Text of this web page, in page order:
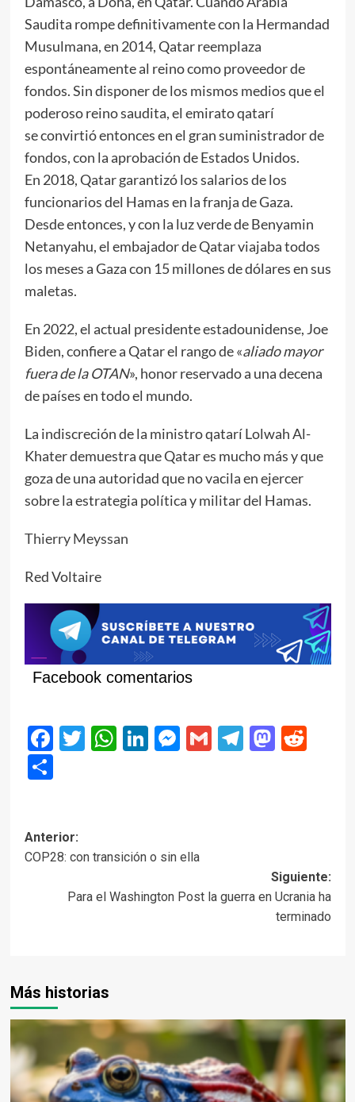
Saudita rompe definitivamente con la Hermandad
Musulmana, en 2014, Qatar reemplaza
espontáneamente al reino como proveedor de
fondos. Sin disponer de los mismos medios que el
poderoso reino saudita, el emirato qatarí
se convirtió entonces en el gran suministrador de
fondos, con la aprobación de Estados Unidos.
En 2018, Qatar garantizó los salarios de los
funcionarios del Hamas en la franja de Gaza.
Desde entonces, y con la luz verde de Benyamin
Netanyahu, el embajador de Qatar viajaba todos
los meses a Gaza con 15 millones de dólares en sus
maletas.
En 2022, el actual presidente estadounidense, Joe
Biden, confiere a Qatar el rango de «aliado mayor
fuera de la OTAN», honor reservado a una decena
de países en todo el mundo.
La indiscreción de la ministro qatarí Lolwah Al-
Khater demuestra que Qatar es mucho más y que
goza de una autoridad que no vacila en ejercer
sobre la estrategia política y militar del Hamas.
Thierry Meyssan
Red Voltaire
Facebook comentarios
Facebook
Twitter
WhatsApp
LinkedIn
Messenger
GmailTelegram
Compartir
Navegación
de
entradas
Anterior:
COP28: con transición o sin ella
Siguiente:
Para el Washington Post la guerra en Ucrania ha
terminado
Más historias